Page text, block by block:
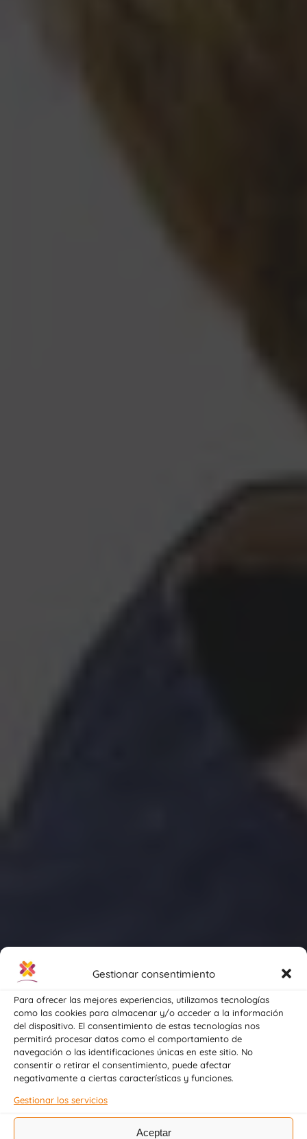
Gestionar consentimiento
Para ofrecer las mejores experiencias, utilizamos tecnologías
como las cookies para almacenar y/o acceder a la información
del dispositivo. El consentimiento de estas tecnologías nos
permitirá procesar datos como el comportamiento de
navegación o las identificaciones únicas en este sitio. No
consentir o retirar el consentimiento, puede afectar
negativamente a ciertas características y funciones.
Gestionar los servicios
Aceptar
FP SERVICIOS
SOCIOCULTURALES Y A
LA COMUNIDAD A
Explora nuestros ciclos de FP de